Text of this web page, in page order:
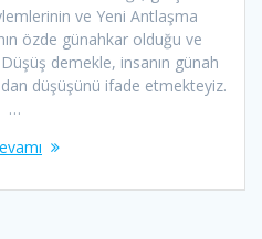
ve Yeni Antlaşma
özde günahkar olduğu ve
demekle, insanın günah
düşüşünü ifade etmekteyiz.
…